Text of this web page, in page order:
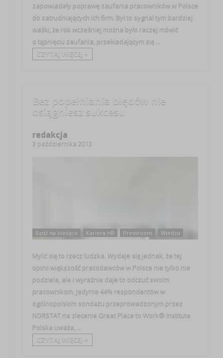
zapowiadały poprawę zaufania pracowników w Polsce
do zatrudniających ich firm. Był to sygnał tym bardziej
ważki, że rok wcześniej można było raczej mówić
o tąpnięciu zaufania, przekładającym się ...
CZYTAJ WIĘCEJ +
Bez popełniania błędów nie
osiągniesz sukcesu
redakcja
3 października 2013
Bądź na bieżąco Kariera HR Pressroom Wiedza
Mylić się to rzecz ludzka. Wydaje się jednak, że tej
opinii większość pracodawców w Polsce nie tylko nie
podziela, ale i wyraźnie daje to odczuć swoim
pracownikom. Jedynie 44% respondentów w
ogólnopolskim sondażu przeprowadzonym przez
NORSTAT na zlecenie Great Place to Work® Institute
Polska uważa, ...
CZYTAJ WIĘCEJ +